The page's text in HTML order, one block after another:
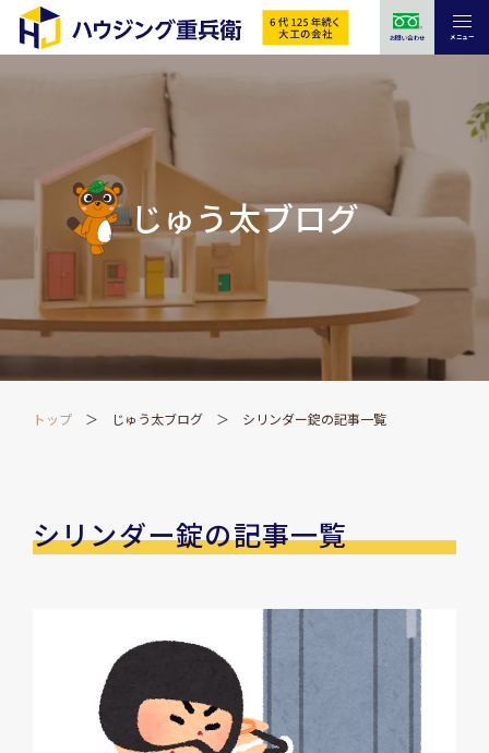
お問い合わせ メニュー
じゅう太ブログ
トップ じゅう太ブログ シリンダー錠の記事一覧
シリンダー錠の記事一覧